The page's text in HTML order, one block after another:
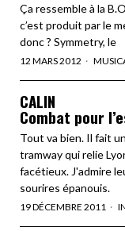
Ça ressemble à la
c’est produit par le
donc ? Symmetry, le
12 MARS 2012
CALIN
Combat pour
Tout va bien. Il fait
tramway qui relie
facétieux. J'admire
sourires épanouis.
19 DÉCEMBRE 2011